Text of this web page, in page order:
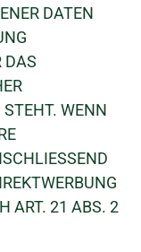
DATEN
DAS
STEHT. WENN
ART. 21 ABS. 2